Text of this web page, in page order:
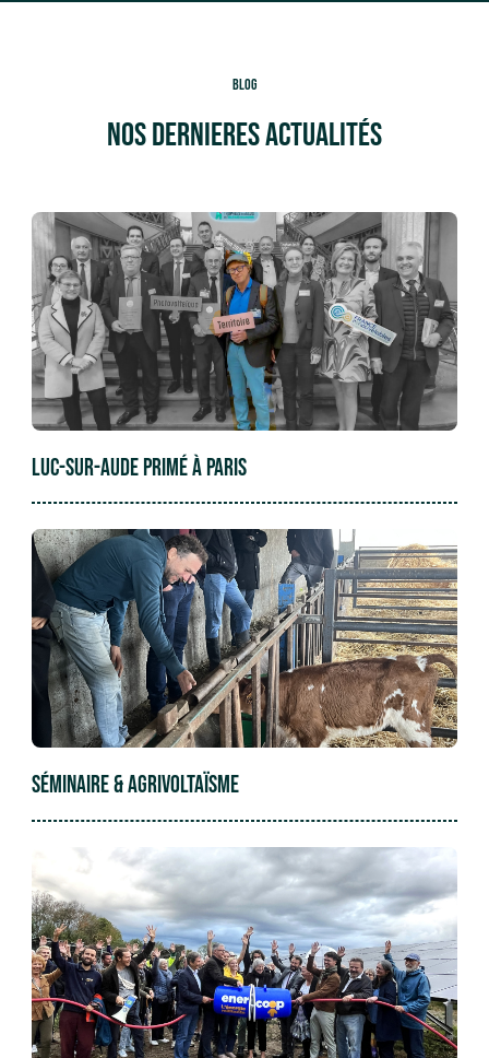
BLOG
Nos dernieres actualités
LUC-SUR-AUDE PRIMÉ À PARIS
SÉMINAIRE & AGRIVOLTAÏSME